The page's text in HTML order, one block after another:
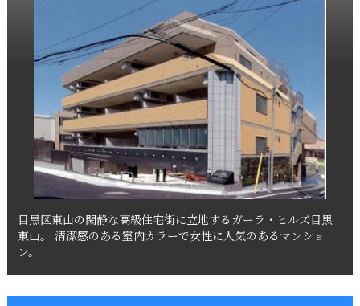
目黒区東山の閑静な高級住宅街に立地するガーラ・ヒルズ目黒
東山。
清潔感のある室内カラーで女性に人気のあるマンショ
ン。